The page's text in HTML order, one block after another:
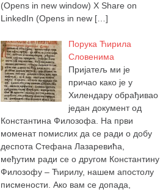
(Opens in new window) X Share on
LinkedIn (Opens in new […]
Порука Ћирила
Словенима
Пријатељ ми је
причао како је у
Хилендару обрађивао
један документ од
Константина Филозофа. На први
моменат помислих да се ради о добу
деспота Стефана Лазаревића,
међутим ради се о другом Константину
Филозофу – Ћирилу, нашем апостолу
писмености. Ако вам се допада,